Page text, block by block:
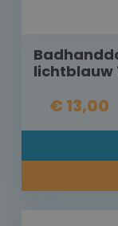
lichtblauw
€ 13,00